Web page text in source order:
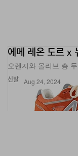
신발
에메 레온 도르 x
오렌지와 올리브 총
Aug 24, 2024